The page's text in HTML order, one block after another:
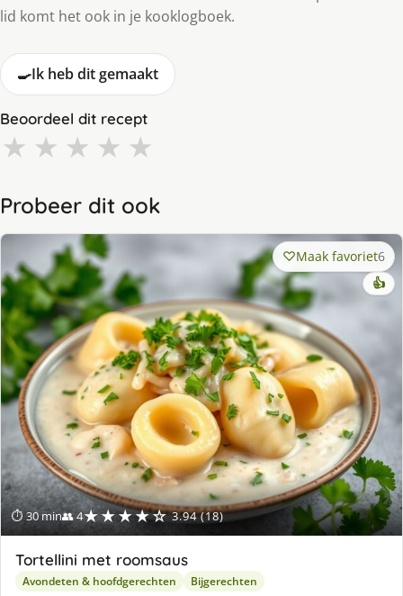
lid komt het ook in je kooklogboek.
🍳Ik heb dit gemaakt
Beoordeel dit recept
★ ★ ★ ★ ★
Probeer dit ook
⏱ 30 min👥 4★★★★☆ 3.94 (18)
Maak favoriet6
👍
Tortellini met roomsaus
Avondeten & hoofdgerechten Bijgerechten